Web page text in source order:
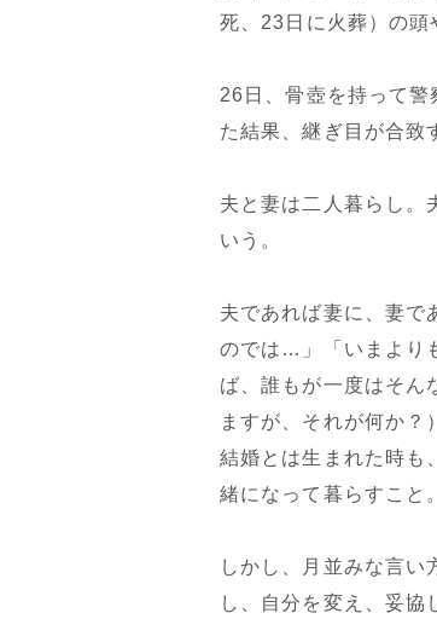
死、23日に火葬）の頭
26日、骨壺を持って警
た結果、継ぎ目が合致
夫と妻は二人暮らし。
いう。
夫であれば妻に、妻で
のでは…」「いまより
ば、誰もが一度はそん
ますが、それが何か？
結婚とは生まれた時も
緒になって暮らすこと
しかし、月並みな言い
し、自分を変え、妥協